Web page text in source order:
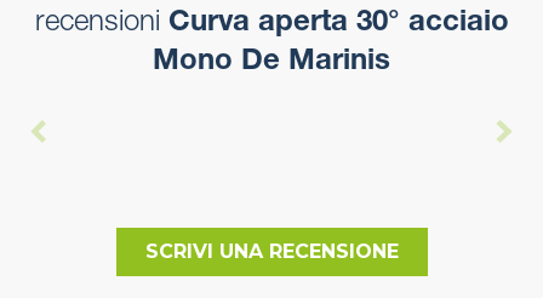
recensioni Curva aperta 30° acciaio
Mono De Marinis
SCRIVI UNA RECENSIONE